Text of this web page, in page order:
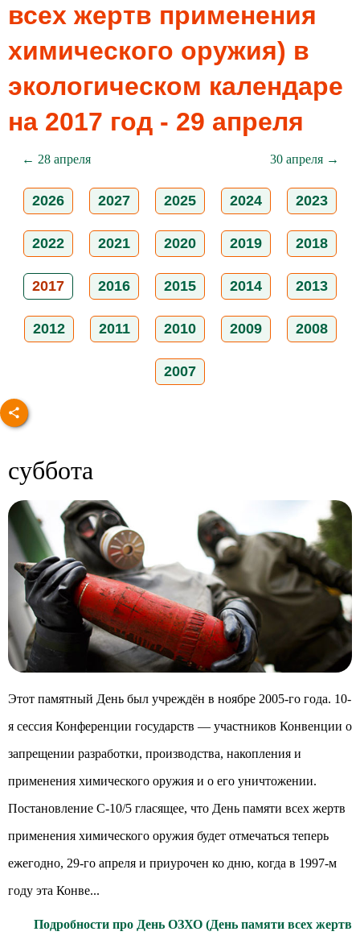
всех жертв применения
химического оружия) в
экологическом календаре
на 2017 год - 29 апреля
← 28 апреля 30 апреля →
2026 2027 2025 2024 2023
2022 2021 2020 2019 2018
2017 2016 2015 2014 2013
2012 2011 2010 2009 2008
2007
суббота
Этот памятный День был учреждён в ноябре 2005-го года. 10-
я сессия Конференции государств — участников Конвенции о
запрещении разработки, производства, накопления и
применения химического оружия и о его уничтожении.
Постановление C-10/5 гласящее, что День памяти всех жертв
применения химического оружия будет отмечаться теперь
ежегодно, 29-го апреля и приурочен ко дню, когда в 1997-м
году эта Конве...
Подробности про День ОЗХО (День памяти всех жертв